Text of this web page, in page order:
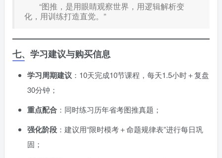
“图推，是用眼睛观察世界，用逻辑解析变
化，用训练打造直觉。”
七、学习建议与购买信息
学习周期建议 ：10天完成10节课程，每天1.5小时＋复盘
30分钟；
重点配合 ：同时练习历年省考图推真题；
强化阶段 ：建议用“限时模考＋命题规律表”进行每日巩
固；